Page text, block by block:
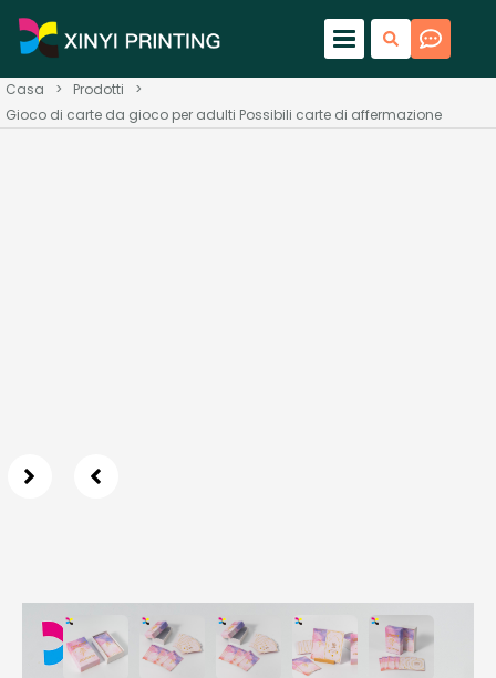
Casa > Prodotti
>
Gioco di carte da gioco per adulti Possibili carte di affermazione